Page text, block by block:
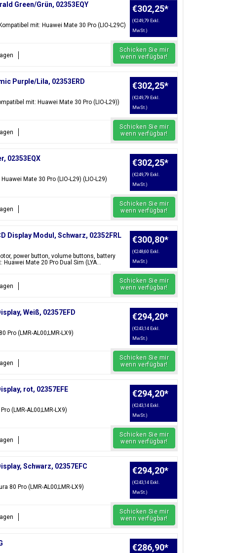
Green/Grün, 02353EQY
mit: Huawei Mate 30 Pro (LIO-L29C)
€302,25*
(€249,79 Exkl.
MwSt.)
Schicken Sie mir
wenn verfügbar!
Purple/Lila, 02353ERD
mit: Huawei Mate 30 Pro (LIO-L29))
€302,25*
(€249,79 Exkl.
MwSt.)
Schicken Sie mir
wenn verfügbar!
02353EQX
Mate 30 Pro (LIO-L29) (LIO-L29)
€302,25*
(€249,79 Exkl.
MwSt.)
Schicken Sie mir
wenn verfügbar!
Display Modul, Schwarz, 02352FRL
power button, volume buttons, battery
Mate 20 Pro Dual Sim (LYA...
€300,80*
(€248,60 Exkl.
MwSt.)
Schicken Sie mir
wenn verfügbar!
Weiß, 02357EFD
Pro (LMR-AL00;LMR-LX9)
€294,20*
(€243,14 Exkl.
MwSt.)
Schicken Sie mir
wenn verfügbar!
rot, 02357EFE
(LMR-AL00;LMR-LX9)
€294,20*
(€243,14 Exkl.
MwSt.)
Schicken Sie mir
wenn verfügbar!
Schwarz, 02357EFC
80 Pro (LMR-AL00;LMR-LX9)
€294,20*
(€243,14 Exkl.
MwSt.)
Schicken Sie mir
wenn verfügbar!
€286,90*